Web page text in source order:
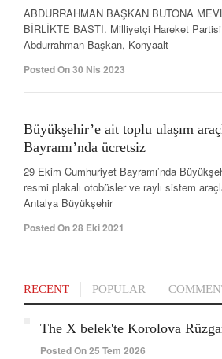
ABDURRAHMAN BAŞKAN BUTONA
BİRLİKTE BASTI. Milliyetçi Hareket
Abdurrahman Başkan, Konyaalt
Posted On 30 Nis 2023
Büyükşehir’e ait toplu ulaşım
Bayramı’nda ücretsiz
29 Ekim Cumhuriyet Bayramı’nda
resmi plakalı otobüsler ve raylı sistem
Antalya Büyükşehir
Posted On 28 Eki 2021
RECENT POPULAR
The X belek'te Korolova
Posted On 25 Tem 2026